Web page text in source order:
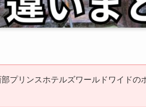
プリンスホテルズワールドワイドの